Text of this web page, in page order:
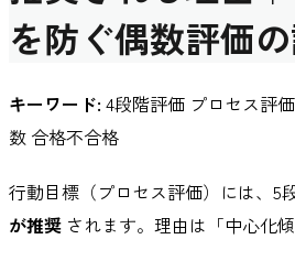
を防ぐ偶数評価
キーワード: 4段階評価 プロセス評
数 合格不合格
行動目標（プロセス評価）には、5
が推奨 されます。理由は「中心化